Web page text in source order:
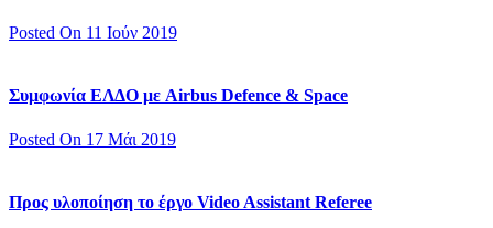
Posted On 11 Ιούν 2019
Συμφωνία ΕΛΔΟ με Airbus Defence & Space
Posted On 17 Μάι 2019
Προς υλοποίηση το έργο Video Assistant Referee